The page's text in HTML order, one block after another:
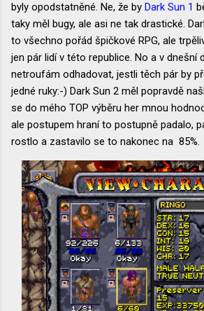
byly opodstatněné. Ne, že by Dark Sun 1
taky měl bugy, ale asi ne tak drastické.
to všechno pořád špičkové RPG, ale
jen pár lidí v této republice. No a v dnešní
netroufám odhadovat, jestli těch pár by
jedné ruky:-) Dark Sun 2 měl popravdě
se do mého TOP výběru her mnou
ale postupem hraní to postupně padalo,
rostlo a zastavilo se to nakonec na 85%.